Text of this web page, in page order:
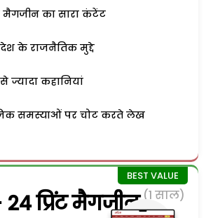
मैगजीन का सारा कंटेंट
के राजनैतिक मुद्दे
से ज्यादा कहानियां
समस्याओं पर चोट करते लेख
प्रिंट मैगजीन (1 साल)